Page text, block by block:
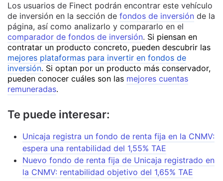
Los usuarios de Finect podrán encontrar este vehículo
de inversión en la sección de fondos de inversión de la
página, así como analizarlo y compararlo en el
comparador de fondos de inversión. Si piensan en
contratar un producto concreto, pueden descubrir las
mejores plataformas para invertir en fondos de
inversión. Si optan por un producto más conservador,
pueden conocer cuáles son las mejores cuentas
remuneradas.
Te puede interesar:
Unicaja registra un fondo de renta fija en la CNMV:
espera una rentabilidad del 1,55% TAE
Nuevo fondo de renta fija de Unicaja registrado en
la CNMV: rentabilidad objetivo del 1,65% TAE